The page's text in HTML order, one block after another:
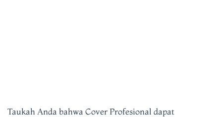
Taukah Anda bahwa Cover Profesional dapat